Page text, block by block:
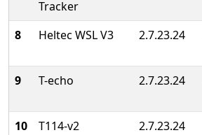
Tracker
8
Heltec WSL V3 2.7.23.24
9
T-echo 2.7.23.24
10 T114-v2 2.7.23.24